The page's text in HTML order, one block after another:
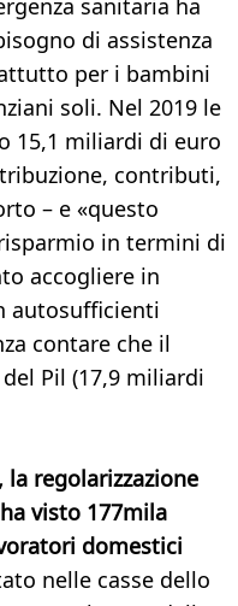
sanitaria ha
di assistenza
per i bambini
soli. Nel 2019 le
15,1 miliardi di euro
contributi,
– e «questo
in termini di
accogliere in
autosufficienti
contare che il
Pil (17,9 miliardi
la regolarizzazione
visto 177mila
domestici
nelle casse dello